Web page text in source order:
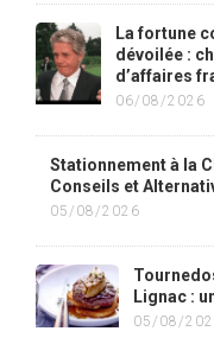
La fortune
dévoilée :
d’affaires
06/08/2026
Stationnement à la
Conseils et
05/08/2026
Lignac :
05/08/